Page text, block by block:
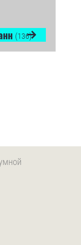
(136)